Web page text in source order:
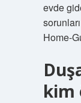
evde
Home-
kim